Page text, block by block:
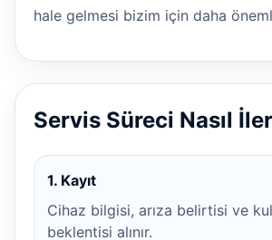
hale gelmesi bizim için daha
Servis Süreci Nasıl
1. Kayıt
Cihaz bilgisi, arıza belirtisi ve
beklentisi alınır.